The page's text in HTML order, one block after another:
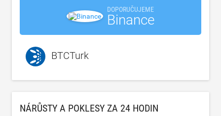
DOPORUČUJEME
Binance
BTCTurk
NÁRŮSTY A POKLESY ZA 24 HODIN